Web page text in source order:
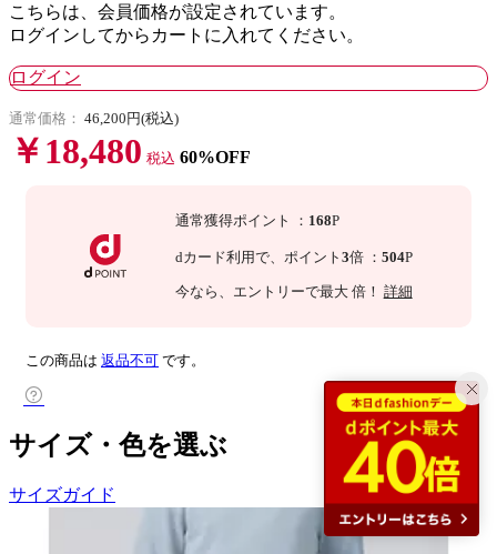
こちらは、会員価格が設定されています。
ログインしてからカートに入れてください。
ログイン
通常価格： 46,200円(税込)
￥18,480 税込 60%OFF
通常獲得ポイント ： 168P
dカード利用で、 ポイント 3倍 ： 504P
今なら 、エントリーで最大 倍！ 詳細
この商品は 返品不可 です。
サイズ・色を選ぶ
サイズガイド